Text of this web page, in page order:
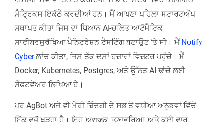
ਮੈਟ੍ਰਿਕਸ ਇਕੱਠੇ ਕਰਦੀਆਂ ਹਨ। ਮੈਂ ਆਪਣਾ ਪਹਿਲਾ ਸਟਾਰਟਅੱਪ
ਸਥਾਪਤ ਕੀਤਾ ਜਿਸ ਦਾ ਧਿਆਨ AI-ਚਲਿਤ ਆਟੋਮੈਟਿਕ
ਸਾਈਬਰਸੁਰੱਖਿਆ ਪੈਨਿਟਰੇਸ਼ਨ ਟੈਸਟਿੰਗ ਬਣਾਉਣ ‘ਤੇ ਸੀ। ਮੈਂ Notify
Cyberਲਾਂਚ ਕੀਤਾ, ਜਿਸ ਤੱਕ ਦਸਾਂ ਹਜ਼ਾਰਾਂ ਵਿਜ਼ਟਰ ਪਹੁੰਚੇ। ਮੈਂ
Docker, Kubernetes, Postgres, ਅਤੇ ਉੱਨਤ AI ਢਾਂਚੇ ਲਈ
ਸੌਫਟਵੇਅਰ ਲਿਖਿਆ ਹੈ।
ਪਰ AgBot ਅਜੇ ਵੀ ਮੇਰੀ ਜ਼ਿੰਦਗੀ ਦੇ ਸਭ ਤੋਂ ਵਧੀਆ ਅਨੁਭਵਾਂ ਵਿੱਚੋਂ
ਇੱਕ ਵਜੋਂ ਖੜ੍ਹਾ ਹੈ। ਇਹ ਅराजਕ, ਤਣਾਭਰਿਆ, ਅਤੇ ਕਈ ਵਾਰ